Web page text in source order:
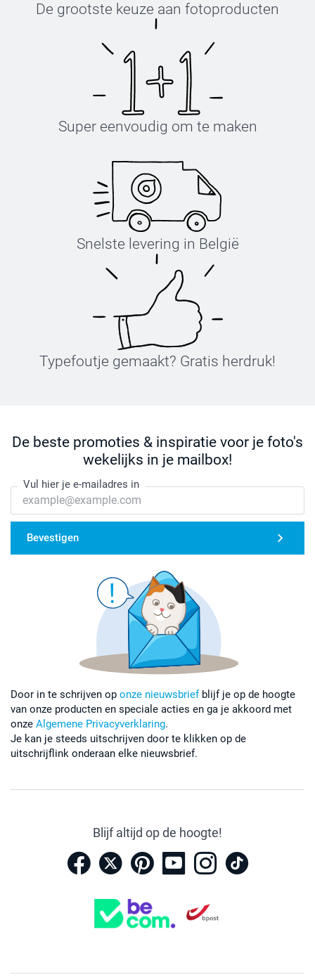
De grootste keuze aan fotoproducten
Super eenvoudig om te maken
Snelste levering in België
Typefoutje gemaakt? Gratis herdruk!
De beste promoties & inspiratie voor je foto's
wekelijks in je mailbox!
Vul hier je e-mailadres in
Bevestigen
Door in te schrijven op onze nieuwsbriefblijf je op de hoogte
van onze producten en speciale acties en ga je akkoord met
onze Algemene Privacyverklaring.
Je kan je steeds uitschrijven door te klikken op de
uitschrijflink onderaan elke nieuwsbrief.
Blijf altijd op de hoogte!